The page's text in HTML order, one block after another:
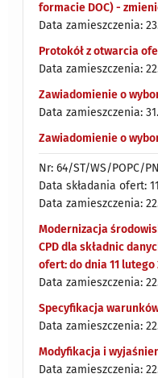
formacie DOC) -
Data zamieszczenia:
Protokół z otwarcia
Data zamieszczenia:
Zawiadomienie o
Data zamieszczenia:
Zawiadomienie o
Nr: 64/ST/WS/POPC/
Data składania ofert:
Data zamieszczenia:
Modernizacja
CPD dla składnic
ofert: do dnia 11 lutego
Data zamieszczenia:
Specyfikacja
Data zamieszczenia:
Modyfikacja i
Data zamieszczenia: